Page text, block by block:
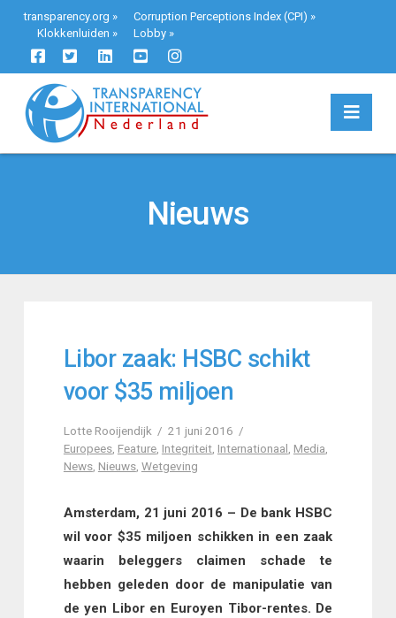
transparency.org » Corruption Perceptions Index (CPI) »
Klokkenluiden » Lobby»
Nieuws
Libor zaak: HSBC schikt
voor $35 miljoen
Lotte Rooijendijk
21 juni 2016
Europees, Feature, Integriteit, Internationaal, Media,
News, Nieuws, Wetgeving
Amsterdam, 21 juni 2016 – De bank HSBC
wil voor $35 miljoen schikken in een zaak
waarin beleggers claimen schade te
hebben geleden door de manipulatie van
de yen Libor en Euroyen Tibor-rentes. De